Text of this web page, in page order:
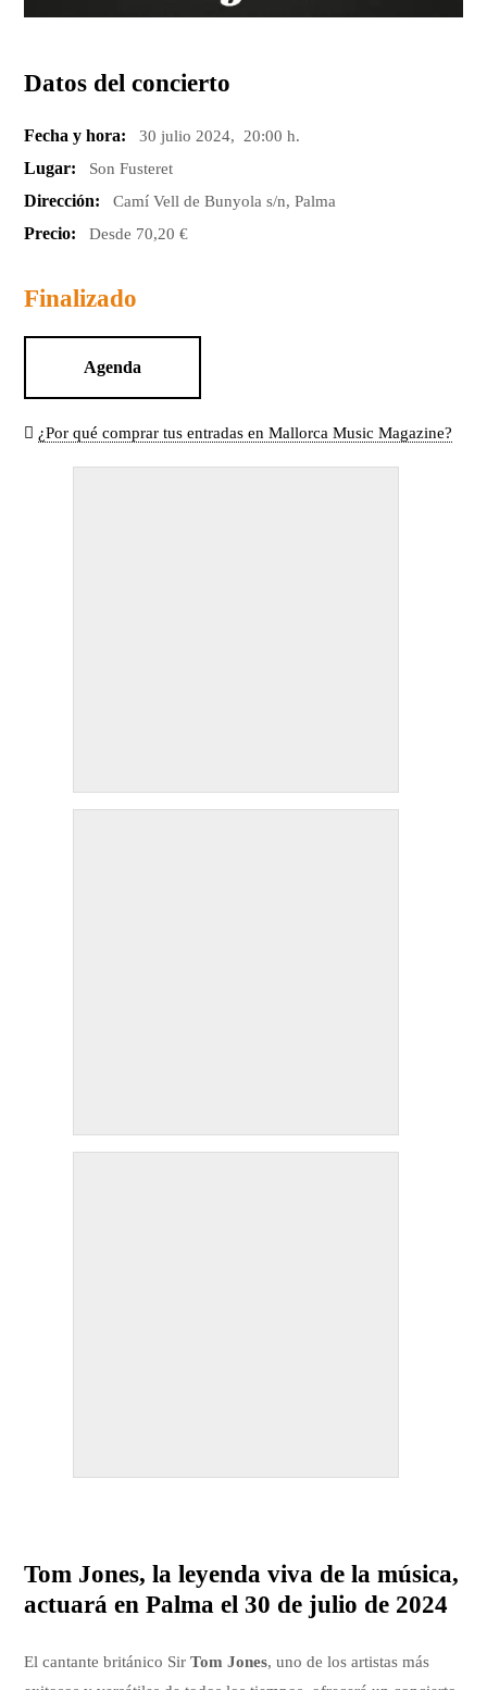
Datos del concierto
Fecha y hora: 30 julio 2024, 20:00 h.
Lugar: Son Fusteret
Dirección: Camí Vell de Bunyola s/n, Palma
Precio: Desde 70,20 €
Finalizado
Agenda
¿Por qué comprar tus entradas en Mallorca Music Magazine?
Tom Jones, la leyenda viva de la música,
actuará en Palma el 30 de julio de 2024
El cantante británico SirTom Jones, uno de los artistas más